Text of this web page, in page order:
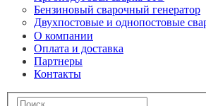
Бензиновый сварочный генератор
Двухпостовые и однопостовые
О компании
Оплата и доставка
Партнеры
Контакты